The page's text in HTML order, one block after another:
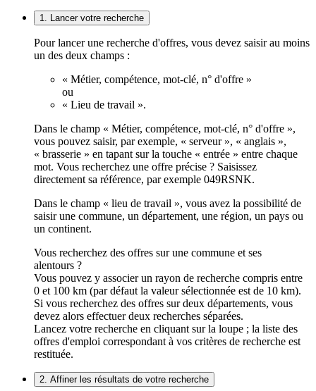
1. Lancer votre recherche
Pour lancer une recherche d'offres, vous devez saisir au moins
un des deux champs :
« Métier, compétence, mot-clé, n° d'offre »
ou
« Lieu de travail ».
Dans le champ « Métier, compétence, mot-clé, n° d'offre »,
vous pouvez saisir, par exemple, « serveur », « anglais »,
« brasserie » en tapant sur la touche « entrée » entre chaque
mot. Vous recherchez une offre précise ? Saisissez
directement sa référence, par exemple 049RSNK.
Dans le champ « lieu de travail », vous avez la possibilité de
saisir une commune, un département, une région, un pays ou
un continent.
Vous recherchez des offres sur une commune et ses
alentours ?
Vous pouvez y associer un rayon de recherche compris entre
0 et 100 km (par défaut la valeur sélectionnée est de 10 km).
Si vous recherchez des offres sur deux départements, vous
devez alors effectuer deux recherches séparées.
Lancez votre recherche en cliquant sur la loupe ; la liste des
offres d'emploi correspondant à vos critères de recherche est
restituée.
2. Affiner les résultats de votre recherche